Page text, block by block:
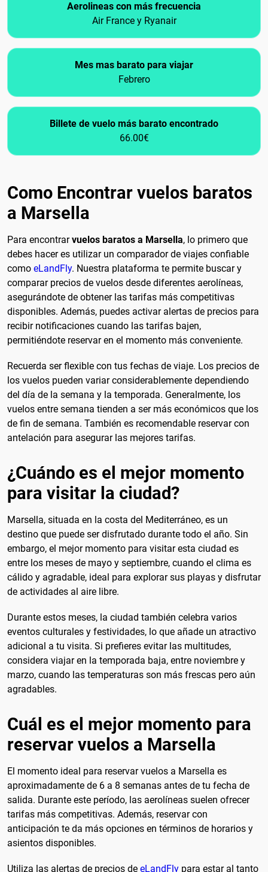
Aerolineas con más frecuencia
Air France y Ryanair
Mes mas barato para viajar
Febrero
Billete de vuelo más barato encontrado
66.00€
Como Encontrar vuelos baratos
a Marsella
Para encontrarvuelos baratos a Marsella, lo primero que
debes hacer es utilizar un comparador de viajes confiable
como eLandFly. Nuestra plataforma te permite buscar y
comparar precios de vuelos desde diferentes aerolíneas,
asegurándote de obtener las tarifas más competitivas
disponibles. Además, puedes activar alertas de precios para
recibir notificaciones cuando las tarifas bajen,
permitiéndote reservar en el momento más conveniente.
Recuerda ser flexible con tus fechas de viaje. Los precios de
los vuelos pueden variar considerablemente dependiendo
del día de la semana y la temporada. Generalmente, los
vuelos entre semana tienden a ser más económicos que los
de fin de semana. También es recomendable reservar con
antelación para asegurar las mejores tarifas.
¿Cuándo es el mejor momento
para visitar la ciudad?
Marsella, situada en la costa del Mediterráneo, es un
destino que puede ser disfrutado durante todo el año. Sin
embargo, el mejor momento para visitar esta ciudad es
entre los meses de mayo y septiembre, cuando el clima es
cálido y agradable, ideal para explorar sus playas y disfrutar
de actividades al aire libre.
Durante estos meses, la ciudad también celebra varios
eventos culturales y festividades, lo que añade un atractivo
adicional a tu visita. Si prefieres evitar las multitudes,
considera viajar en la temporada baja, entre noviembre y
marzo, cuando las temperaturas son más frescas pero aún
agradables.
Cuál es el mejor momento para
reservar vuelos a Marsella
El momento ideal para reservar vuelos a Marsella es
aproximadamente de 6 a 8 semanas antes de tu fecha de
salida. Durante este período, las aerolíneas suelen ofrecer
tarifas más competitivas. Además, reservar con
anticipación te da más opciones en términos de horarios y
asientos disponibles.
Utiliza las alertas de precios de eLandFly para estar al tanto